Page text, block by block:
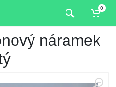
0
náramek